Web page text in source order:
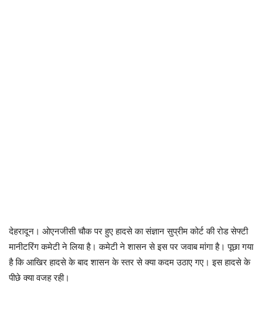
देहरादून। ओएनजीसी चौक पर हुए हादसे का संज्ञान सुप्रीम कोर्ट की रोड सेफ्टी
मानीटरिंग कमेटी ने लिया है। कमेटी ने शासन से इस पर जवाब मांगा है। पूछा गया
है कि आखिर हादसे के बाद शासन के स्तर से क्या कदम उठाए गए। इस हादसे के
पीछे क्या वजह रही।